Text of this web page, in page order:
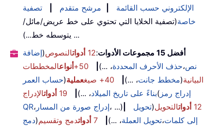
الإلكتروني حسب القائمة
مرشح متقدم
تصفية
خاصة(تصفية الخلايا التي تحتوي على خط عريض/مائل/
يتوسطه خط...) ...
أفضل 15 مجموعات الأدوات
:
12 أدواتالنصوص(إضافة
نص،حذف الأحرف المحددة، ...) 50+ أنواعالمخططات
البيانية(مخطط جانت، ...) 40+ صيغ عملية(حساب العمر
بناءً على تاريخ الميلاد، ...) 19 أدواتالإدراج ( إدراج رمز
QR، إدراج صورة من المسار، ...) 12 أدواتالتحويل(تحويل
إلى كلمات،تحويل العملة، ...) 7 أدواتدمج وتقسيم(دمج